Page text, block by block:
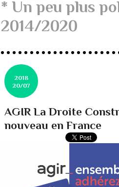
* Un peu plus
2014/2020
2018
20/07
AGIR La Droite
nouveau en France